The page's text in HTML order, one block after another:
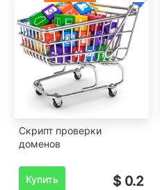
Скрипт проверки
доменов
Купить $ 0.2